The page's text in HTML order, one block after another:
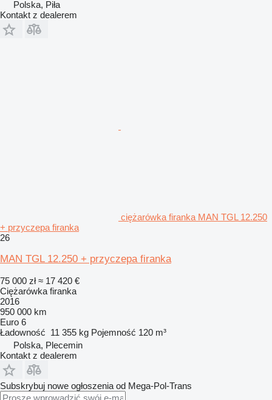
Polska, Piła
Kontakt z dealerem
ciężarówka firanka MAN TGL 12.250
+ przyczepa firanka
26
MAN TGL 12.250 + przyczepa firanka
75 000 zł ≈ 17 420 €
Ciężarówka firanka
2016
950 000 km
Euro 6
Ładowność 11 355 kg Pojemność 120 m³
Polska, Plecemin
Kontakt z dealerem
Subskrybuj nowe ogłoszenia od Mega-Pol-Trans